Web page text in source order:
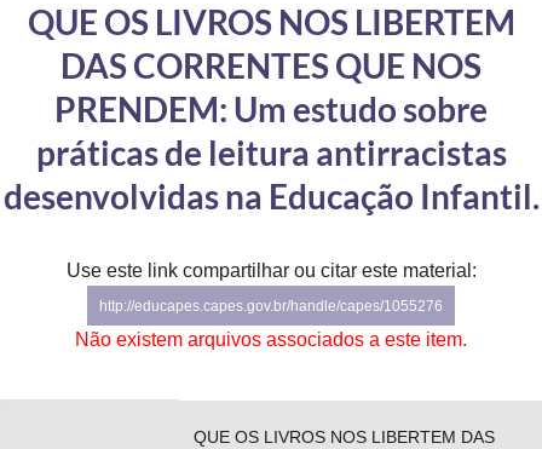
Controladoria-Geral da União
Ministério da Mulher, da Família e dos Direitos Humanos
Secretaria-Geral
Secretaria de Governo
Advocacia-Geral da União
Banco Central do Brasil
Planalto
QUE OS LIVROS NOS LIBERTEM
DAS CORRENTES QUE NOS
PRENDEM: Um estudo sobre
práticas de leitura antirracistas
desenvolvidas na Educação Infantil.
Use este link compartilhar ou citar este material:
http://educapes.capes.gov.br/handle/capes/1055276
Não existem arquivos associados a este item.
QUE OS LIVROS NOS LIBERTEM DAS